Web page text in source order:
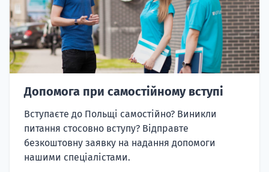
Допомога при самостійному вступі
Вступаєте до Польщі самостійно? Виникли
питання стосовно вступу? Відправте
безкоштовну заявку на надання допомоги
нашими спеціалістами.